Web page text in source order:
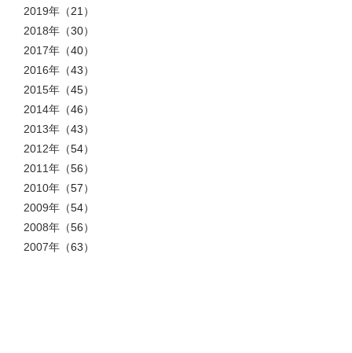
2019年 （21）
2018年 （30）
2017年 （40）
2016年 （43）
2015年 （45）
2014年 （46）
2013年 （43）
2012年 （54）
2011年 （56）
2010年 （57）
2009年 （54）
2008年 （56）
2007年 （63）